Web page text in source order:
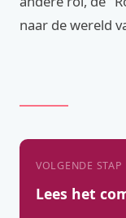
naar de wereld
VOLGENDE STAP
Lees het